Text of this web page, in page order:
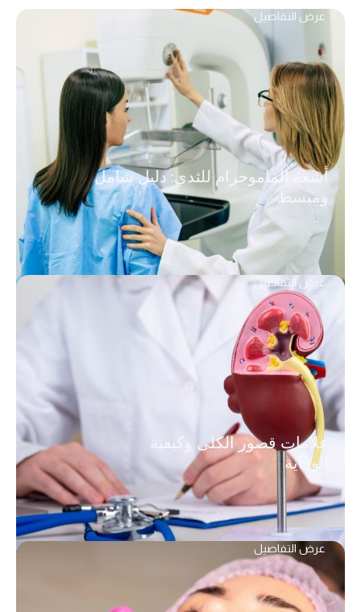
أشعة الماموجرام للثدي: دليل شامل
ومبسط
عرض التفاصيل
علامات قصور الكلى وكيفية
الوقاية
عرض التفاصيل
عرض التفاصيل